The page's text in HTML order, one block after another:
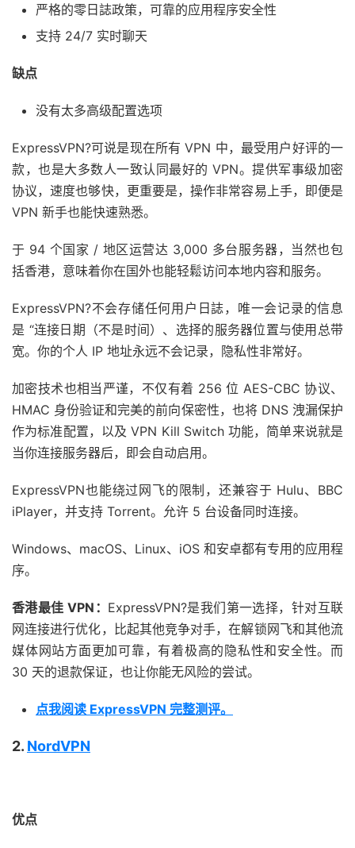
严格的零日誌政策，可靠的应用程序安全性
支持 24/7 实时聊天
缺点
没有太多高级配置选项
ExpressVPN?可说是现在所有 VPN 中，最受用户好评的一
款，也是大多数人一致认同最好的 VPN。提供军事级加密
协议，速度也够快，更重要是，操作非常容易上手，即便是
VPN 新手也能快速熟悉。
于 94 个国家 / 地区运营达 3,000 多台服务器，当然也包
括香港，意味着你在国外也能轻鬆访问本地内容和服务。
ExpressVPN?不会存储任何用户日誌，唯一会记录的信息
是 “连接日期（不是时间）、选择的服务器位置与使用总带
宽。你的个人 IP 地址永远不会记录，隐私性非常好。
加密技术也相当严谨，不仅有着 256 位 AES-CBC 协议、
HMAC 身份验证和完美的前向保密性，也将 DNS 洩漏保护
作为标准配置，以及 VPN Kill Switch 功能，简单来说就是
当你连接服务器后，即会自动启用。
ExpressVPN也能绕过网飞的限制，还兼容于 Hulu、BBC
iPlayer，并支持 Torrent。允许 5 台设备同时连接。
Windows、macOS、Linux、iOS 和安卓都有专用的应用程
序。
香港最佳 VPN： ExpressVPN?是我们第一选择，针对互联
网连接进行优化，比起其他竞争对手，在解锁网飞和其他流
媒体网站方面更加可靠，有着极高的隐私性和安全性。而
30 天的退款保证，也让你能无风险的尝试。
点我阅读 ExpressVPN 完整测评。
2. NordVPN
优点